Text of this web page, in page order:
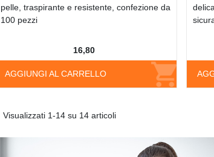
pelle, traspirante e resistente, confezione da
100 pezzi
AGGIUNGI AL CARRELLO
16,80
Visualizzati 1-14 su 14 articoli